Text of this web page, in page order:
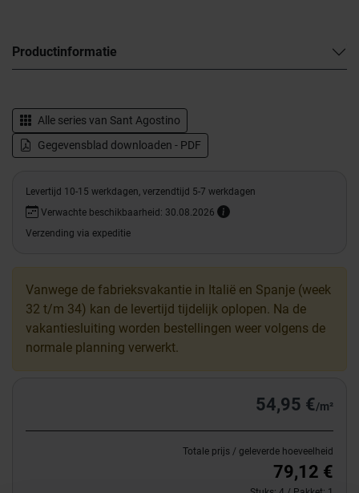
Productinformatie
Alle series van Sant Agostino
Gegevensblad downloaden - PDF
Levertijd 10-15 werkdagen, verzendtijd 5-7 werkdagen
Verwachte beschikbaarheid: 30.08.2026
Verzending via expeditie
Vanwege de fabrieksvakantie in Italië en Spanje (week
32 t/m 34) kan de levertijd tijdelijk oplopen. Na de
vakantiesluiting worden bestellingen weer volgens de
normale planning verwerkt.
54,95 €/m²
Totale prijs / geleverde hoeveelheid
79,12 €